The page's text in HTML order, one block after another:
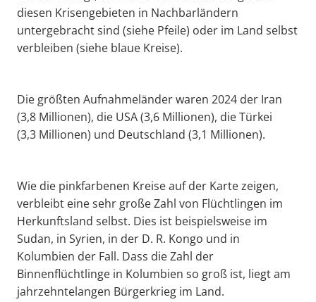
diesen Krisengebieten in Nachbarländern
untergebracht sind (siehe Pfeile) oder im Land selbst
verbleiben (siehe blaue Kreise).
Die größten Aufnahmeländer waren 2024 der Iran
(3,8 Millionen), die USA (3,6 Millionen), die Türkei
(3,3 Millionen) und Deutschland (3,1 Millionen).
Wie die pinkfarbenen Kreise auf der Karte zeigen,
verbleibt eine sehr große Zahl von Flüchtlingen im
Herkunftsland selbst. Dies ist beispielsweise im
Sudan, in Syrien, in der D. R. Kongo und in
Kolumbien der Fall. Dass die Zahl der
Binnenflüchtlinge in Kolumbien so groß ist, liegt am
jahrzehntelangen Bürgerkrieg im Land.